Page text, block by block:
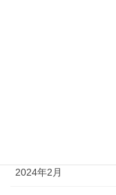
2024年2月